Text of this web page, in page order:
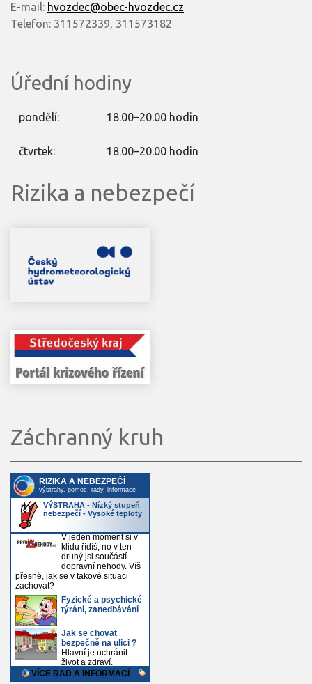
E-mail: hvozdec@obec-hvozdec.cz
Telefon: 311572339, 311573182
Úřední hodiny
pondělí: 18.00–20.00 hodin
čtvrtek: 18.00–20.00 hodin
Rizika a nebezpečí
Záchranný kruh